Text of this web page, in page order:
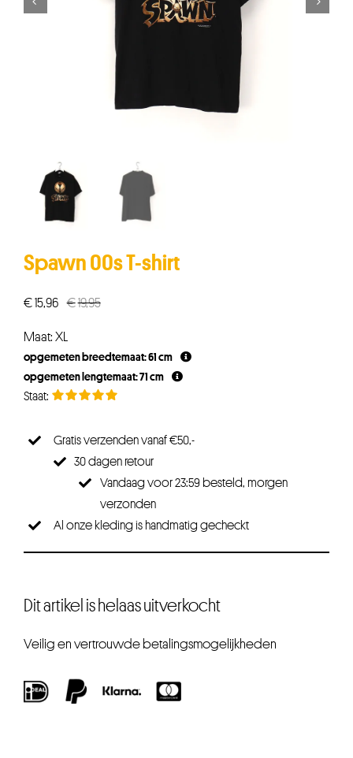
Spawn 00s T-shirt
€19,95Oorspronkelijke
€19,95.
€15,96
Huidige
€15,96.
Maat: XL
opgemeten breedtemaat: 61 cm
opgemeten lengtemaat: 71 cm
Gratis verzenden vanaf €50,-
30 dagen retour
Vandaag voor 23:59 besteld, morgen
verzonden
Al onze kleding is handmatig gecheckt
Dit artikel is helaas uitverkocht
Veilig en vertrouwde betalingsmogelijkheden